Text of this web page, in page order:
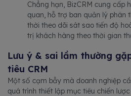
Chẳng hạn, BizCRM cung cấp
quan, hỗ trợ ban quản lý phân
thời theo dõi sát sao tiến độ
trị khách hàng theo thời gian
Lưu ý & sai lầm thường
tiêu CRM
Một số cạm bẫy mà doanh nghiệp
quá trình thiết lập mục tiêu chiến